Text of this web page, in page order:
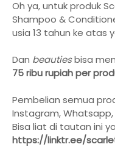
Oh ya, untuk produk
Shampoo &
usia 13 tahun ke atas
Dan beautiesbisa
75 ribu rupiah per
Pembelian semua
Instagram, Whatsapp,
Bisa liat di tautan ini
https://linktr.ee/